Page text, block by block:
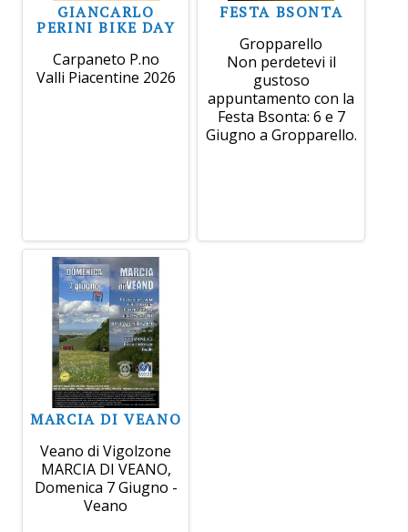
GIANCARLO
PERINI BIKE DAY
Carpaneto P.no
Valli Piacentine 2026
FESTA BSONTA
Gropparello
Non perdetevi il
gustoso
appuntamento con la
Festa Bsonta: 6 e 7
Giugno a Gropparello.
MARCIA DI VEANO
Veano di Vigolzone
MARCIA DI VEANO,
Domenica 7 Giugno -
Veano